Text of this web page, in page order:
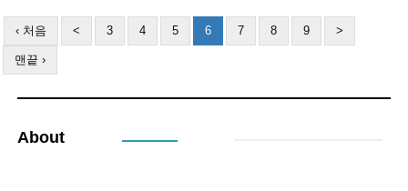
‹ 처음 < 3 4 5 6 7 8 9 >
맨끝 ›
About